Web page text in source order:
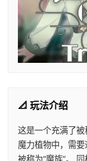
📐 玩法介绍
这是一个充满了被
魔力植物中，需
被称为“魔族”。